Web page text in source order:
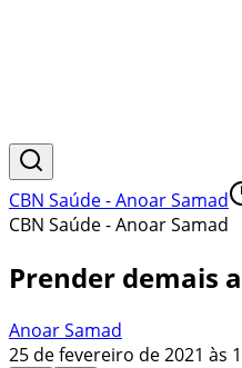
CBN Saúde - Anoar Samad
CBN Saúde - Anoar Samad
Prender demais
Anoar Samad
25 de fevereiro de 2021 às